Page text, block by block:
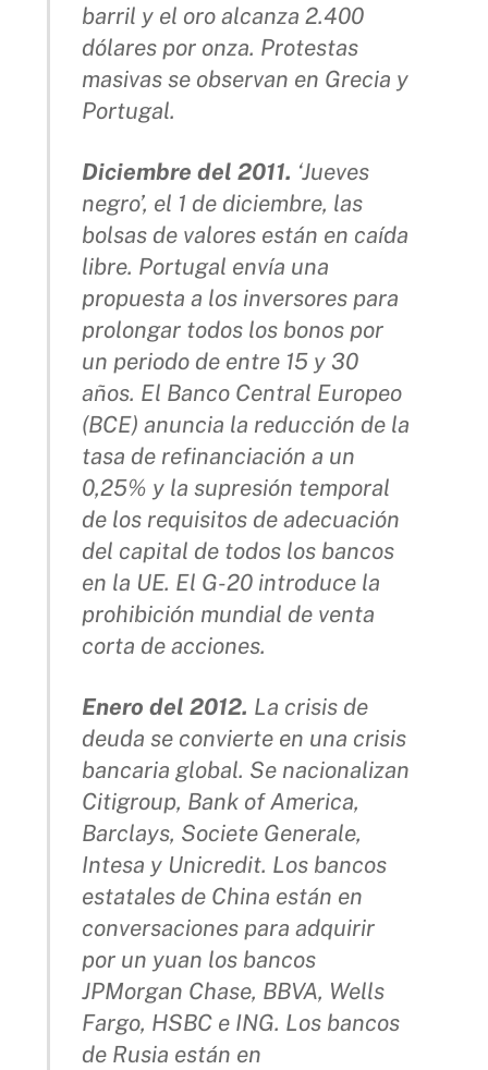
barril y el oro alcanza 2.400
dólares por onza. Protestas
masivas se observan en Grecia y
Portugal.
Diciembre del 2011. ‘Jueves
negro’, el 1 de diciembre, las
bolsas de valores están en caída
libre. Portugal envía una
propuesta a los inversores para
prolongar todos los bonos por
un periodo de entre 15 y 30
años. El Banco Central Europeo
(BCE) anuncia la reducción de la
tasa de refinanciación a un
0,25% y la supresión temporal
de los requisitos de adecuación
del capital de todos los bancos
en la UE. El G-20 introduce la
prohibición mundial de venta
corta de acciones.
Enero del 2012. La crisis de
deuda se convierte en una crisis
bancaria global. Se nacionalizan
Citigroup, Bank of America,
Barclays, Societe Generale,
Intesa y Unicredit. Los bancos
estatales de China están en
conversaciones para adquirir
por un yuan los bancos
JPMorgan Chase, BBVA, Wells
Fargo, HSBC e ING. Los bancos
de Rusia están en